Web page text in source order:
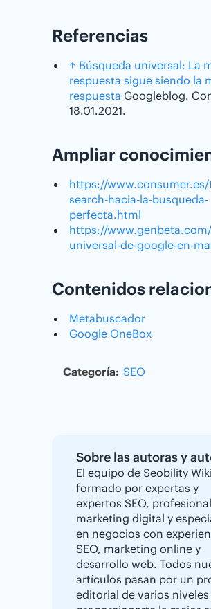
Referencias
↑ Búsqueda universal: La
respuesta sigue siendo la
respuesta Googleblog.
18.01.2021.
Ampliar
https://
search-hacia-la-busqueda-
perfecta.html
https://
universal-de-google-en-
Contenidos
Metabuscador
Google OneBox
Categoría: SEO
Sobre las autoras y
El equipo de Seobility
formado por expertas y
expertos SEO,
marketing digital y
en negocios con
SEO, marketing online y
desarrollo web. Todos
artículos pasan por un
editorial de varios niveles